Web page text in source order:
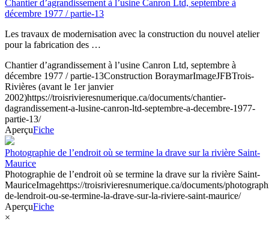
Chantier d’agrandissement à l’usine Canron Ltd, septembre à
décembre 1977 / partie-13
Les travaux de modernisation avec la construction du nouvel atelier
pour la fabrication des …
Chantier d’agrandissement à l’usine Canron Ltd, septembre à
décembre 1977 / partie-13Construction BoraymarImageJFBTrois-
Rivières (avant le 1er janvier
2002)https://troisrivieresnumerique.ca/documents/chantier-
dagrandissement-a-lusine-canron-ltd-septembre-a-decembre-1977-
partie-13/
AperçuFiche
Photographie de l’endroit où se termine la drave sur la rivière Saint-
Maurice
Photographie de l’endroit où se termine la drave sur la rivière Saint-
MauriceImagehttps://troisrivieresnumerique.ca/documents/
de-lendroit-ou-se-termine-la-drave-sur-la-riviere-saint-maurice/
AperçuFiche
×